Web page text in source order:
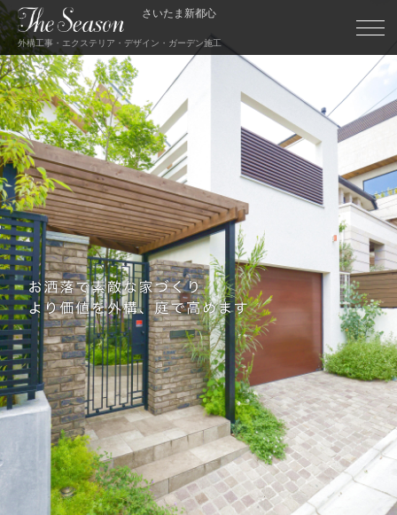
さいたま新都心
外構工事・エクステリア・デザイン・ガーデン施工